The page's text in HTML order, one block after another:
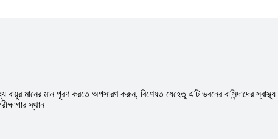
মানের মান পূরণ করতে অপসারণ করুন, বিশেষত যেহেতু এটি ভবনের বাসিন্দাদের স্বাস্থ্য
স্থান